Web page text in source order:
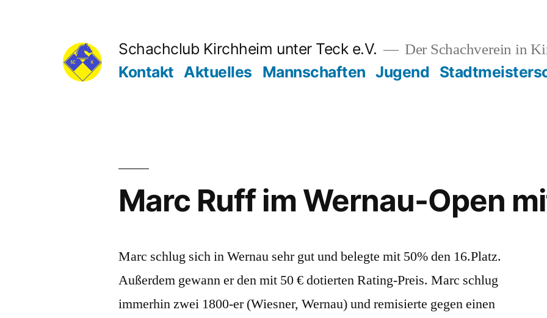
Schachclub Kirchheim unter Teck e.V. Der Schachverein in
Kontakt Aktuelles Mannschaften Jugend
Marc Ruff im Wernau-Open
Marc schlug sich in Wernau sehr gut und belegte mit 50% den 16.Platz.
Außerdem gewann er den mit 50 € dotierten Rating-Preis. Marc schlug
immerhin zwei 1800-er (Wiesner, Wernau) und remisierte gegen einen